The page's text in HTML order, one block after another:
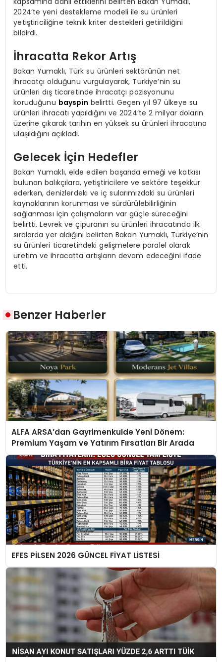
2024’te yeni destekleme modeli ile su ürünleri
yetiştiriciliğine teknik kriter destekleri getirildiğini
bildirdi.
İhracatta Rekor Artış
Bakan Yumaklı, Türk su ürünleri sektörünün net
ihracatçı olduğunu vurgulayarak, Türkiye’nin su
ürünleri dış ticaretinde ihracatçı pozisyonunu
koruduğunu bayspin belirtti. Geçen yıl 97 ülkeye su
ürünleri ihracatı yapıldığını ve 2024’te 2 milyar doların
üzerine çıkarak tarihin en yüksek su ürünleri ihracatına
ulaşıldığını açıkladı.
Gelecek İçin Hedefler
Bakan Yumaklı, elde edilen başarıda emeği ve katkısı
bulunan balıkçılara, yetiştiricilere ve sektöre teşekkür
ederken, denizlerdeki ve iç sularımızdaki su ürünleri
kaynaklarının korunması ve sürdürülebilirliğinin
sağlanması için çalışmaların var güçle süreceğini
belirtti. Levrek ve çipuranın su ürünleri ihracatında ilk
sıralarda yer aldığını belirten Bakan Yumaklı, Türkiye’nin
su ürünleri ticaretindeki gelişmelere paralel olarak
üretim ve ihracatta artışların devam edeceğini ifade
etti.
Benzer Haberler
ALFA ARSA’dan Gayrimenkulde Yeni Dönem:
Premium Yaşam ve Yatırım Fırsatları Bir Arada
EFES PİLSEN 2026 GÜNCEL FİYAT LİSTESİ